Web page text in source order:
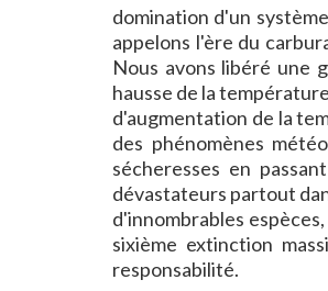
domination d'un
appelons l'ère du
Nous avons libéré une
hausse de la
d'augmentation de la
des phénomènes
sécheresses en
dévastateurs partout
d'innombrables
sixième extinction
responsabilité.